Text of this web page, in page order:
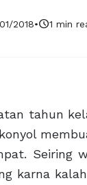
2018•schedule1 min
tahun
Seiring
karna